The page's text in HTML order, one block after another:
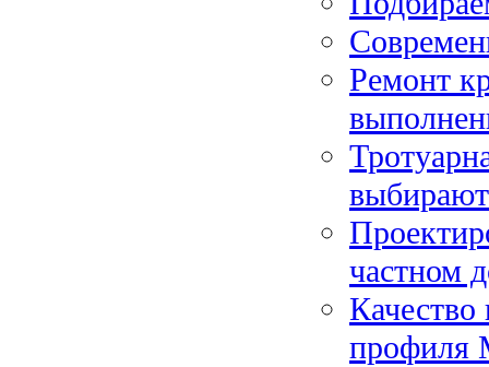
Ремонт
выбирают
частном
Качество
профиля